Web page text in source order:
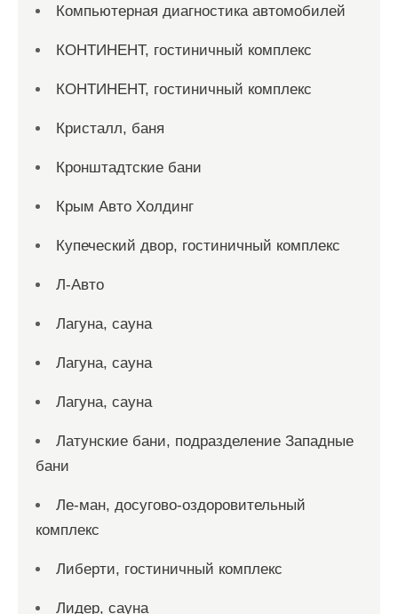
Компьютерная диагностика автомобилей
КОНТИНЕНТ, гостиничный комплекс
КОНТИНЕНТ, гостиничный комплекс
Кристалл, баня
Кронштадтские бани
Крым Авто Холдинг
Купеческий двор, гостиничный комплекс
Л-Авто
Лагуна, сауна
Лагуна, сауна
Лагуна, сауна
Латунские бани, подразделение Западные
бани
Ле-ман, досугово-оздоровительный
комплекс
Либерти, гостиничный комплекс
Лидер, сауна